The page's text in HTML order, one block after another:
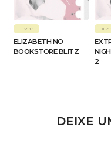
FEV 11
ELIZABETH NO
BOOKSTORE BLITZ
DEZ
2
DEIXE